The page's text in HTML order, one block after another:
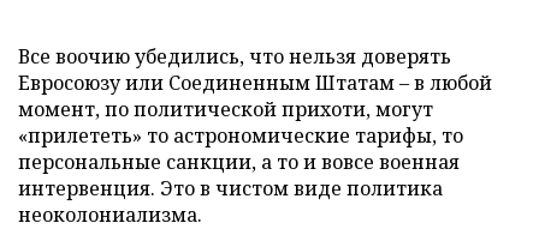
Все воочию убедились, что нельзя доверять
Евросоюзу или Соединенным Штатам – в любой
момент, по политической прихоти, могут
«прилететь» то астрономические тарифы, то
персональные санкции, а то и вовсе военная
интервенция. Это в чистом виде политика
неоколониализма.